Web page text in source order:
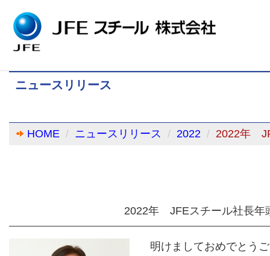
ニュースリリース
HOME ニュースリリース 2022 2022年
2022年 JFEスチール社長年
明けましておめでとう